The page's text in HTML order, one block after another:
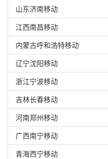
山东济南移动
江西南昌移动
内蒙古呼和浩特移动
辽宁沈阳移动
浙江宁波移动
吉林长春移动
河南郑州移动
广西南宁移动
青海西宁移动